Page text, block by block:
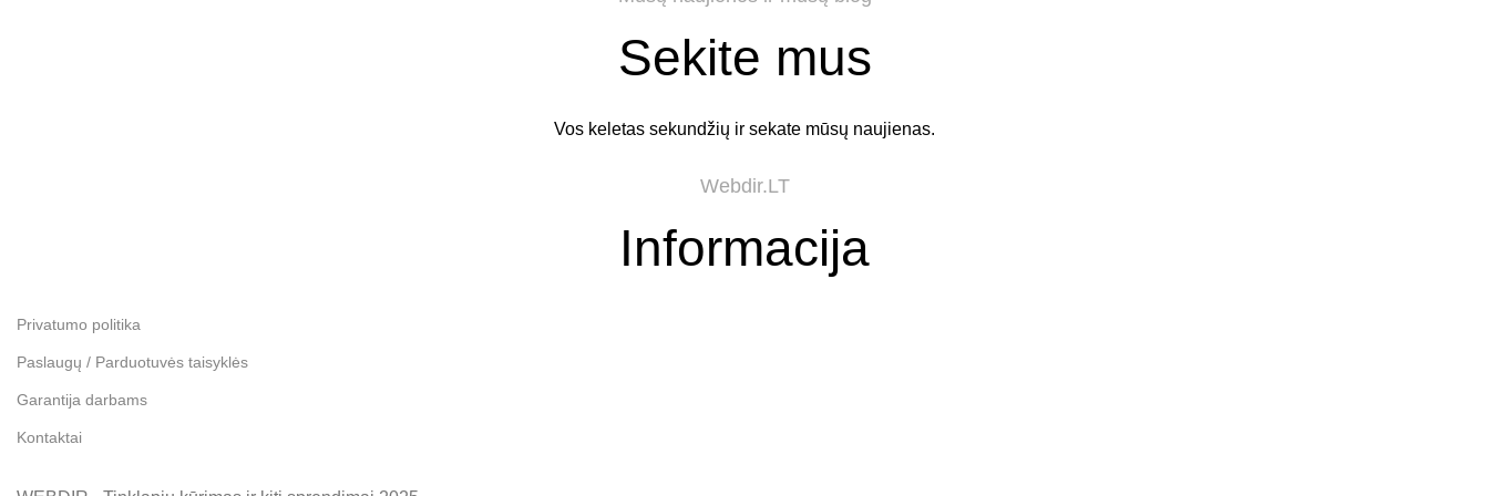
Sekite mus
Vos keletas sekundžių ir sekate mūsų naujienas.
Webdir.LT
Informacija
Privatumo politika
Paslaugų / Parduotuvės taisyklės
Garantija darbams
Kontaktai